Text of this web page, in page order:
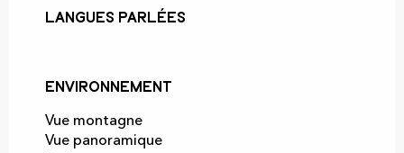
Langues parlées
Langues parlées
Environnement
Environnement
Vue montagne
Vue panoramique